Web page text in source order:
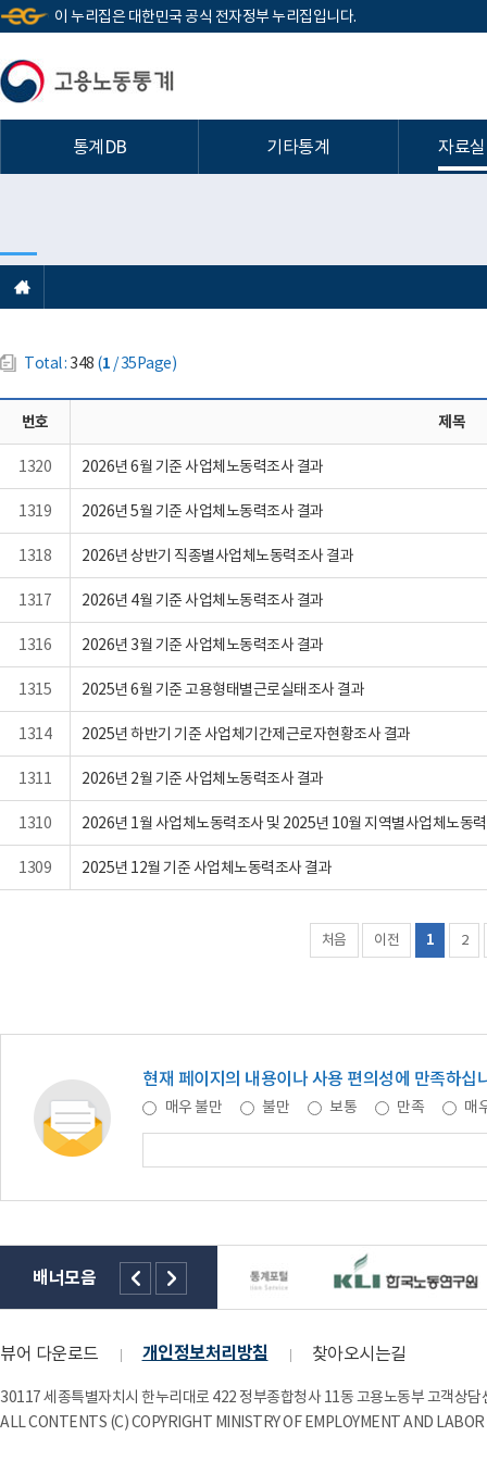
이 누리집은 대한민국 공식 전자정부 누리집입니다.
통계DB 기타통계 자료
Total :348 (1 / 35Page)
번호 제목
1320 2026년 6월 기준 사업체노동력조사 결과
1319 2026년 5월 기준 사업체노동력조사 결과
1318 2026년 상반기 직종별사업체노동력조사 결과
1317 2026년 4월 기준 사업체노동력조사 결과
1316 2026년 3월 기준 사업체노동력조사 결과
1315 2025년 6월 기준 고용형태별근로실태조사 결과
1314 2025년 하반기 기준 사업체기간제근로자현황조사 결과
1311 2026년 2월 기준 사업체노동력조사 결과
1310 2026년 1월 사업체노동력조사 및 2025년 10월 지역별사업체노동
1309 2025년 12월 기준 사업체노동력조사 결과
처음 이전 1 2
현재 페이지의 내용이나 사용 편의성에 만족하십
매우 불만 불만 보통 만족 매
배너모음
뷰어 다운로드 개인정보처리방침 찾아오시는길
30117 세종특별자치시 한누리대로 422 정부종합청사 11동 고용노동부 고객상
ALL CONTENTS (C) COPYRIGHT MINISTRY OF EMPLOYMENT AND